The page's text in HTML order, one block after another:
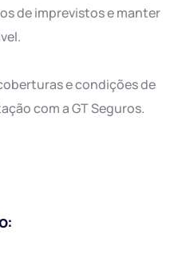
de imprevistos e manter
e condições de
com a GT Seguros.